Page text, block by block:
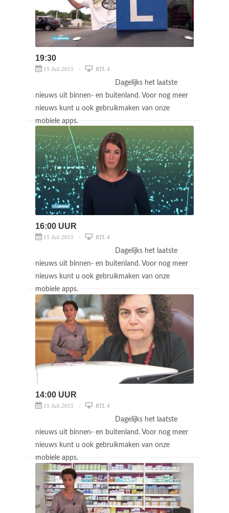
19:30
15 Juli 2015 RTL 4
Dagelijks het laatste
nieuws uit binnen- en buitenland. Voor nog meer
nieuws kunt u ook gebruikmaken van onze
mobiele apps.
16:00 UUR
15 Juli 2015 RTL 4
Dagelijks het laatste
nieuws uit binnen- en buitenland. Voor nog meer
nieuws kunt u ook gebruikmaken van onze
mobiele apps.
14:00 UUR
15 Juli 2015 RTL 4
Dagelijks het laatste
nieuws uit binnen- en buitenland. Voor nog meer
nieuws kunt u ook gebruikmaken van onze
mobiele apps.